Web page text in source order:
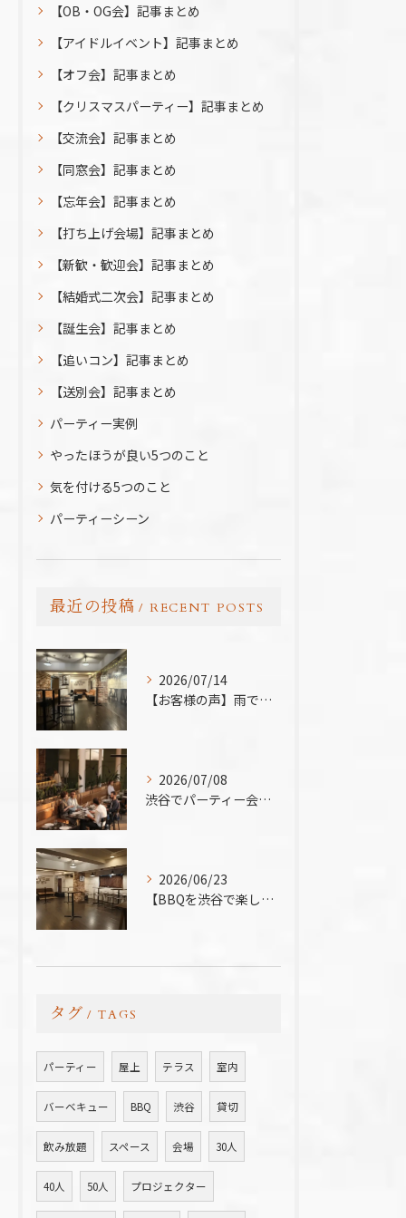
【OB・OG会】記事まとめ
【アイドルイベント】記事まとめ
【オフ会】記事まとめ
【クリスマスパーティー】記事まとめ
【交流会】記事まとめ
【同窓会】記事まとめ
【忘年会】記事まとめ
【打ち上げ会場】記事まとめ
【新歓・歓迎会】記事まとめ
【結婚式二次会】記事まとめ
【誕生会】記事まとめ
【追いコン】記事まとめ
【送別会】記事まとめ
パーティー実例
やったほうが良い5つのこと
気を付ける5つのこと
パーティーシーン
最近の投稿 RECENT POSTS
2026/07/14
【お客様の声】雨でも最高のBBQに。「外より楽しかった！」と嬉しいお声をいただきました
2026/07/08
渋谷でパーティー会場を探すコツ完全版｜パーティープランナー歴24年の筆者が解説
2026/06/23
【BBQを渋谷で楽しむなら、熱中症対策万全の室内BBQ！貸切...
タグ TAGS
パーティー 屋上 テラス 室内
バーベキュー BBQ 渋谷 貸切
飲み放題 スペース 会場 30人
40人 50人 プロジェクター